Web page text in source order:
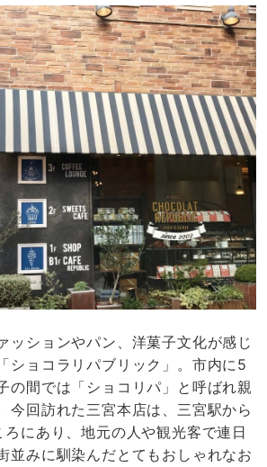
ッションやパン、洋菓子文化が感じ
ショコラリパブリック」。市内に5
の間では「ショコリパ」と呼ばれ親
今回訪れた三宮本店は、三宮駅から
にあり、地元の人や観光客で連日
並みに馴染んだとてもおしゃれなお